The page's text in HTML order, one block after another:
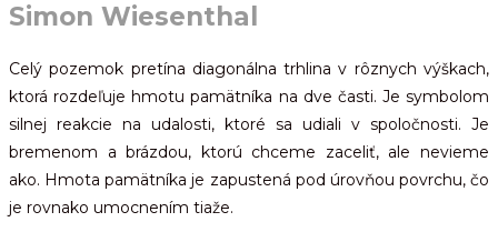
Simon Wiesenthal
Celý pozemok pretína diagonálna trhlina v rôznych výškach,
ktorá rozdeľuje hmotu pamätníka na dve časti. Je symbolom
silnej reakcie na udalosti, ktoré sa udiali v spoločnosti. Je
bremenom a brázdou, ktorú chceme zaceliť, ale nevieme
ako. Hmota pamätníka je zapustená pod úrovňou povrchu, čo
je rovnako umocnením tiaže.